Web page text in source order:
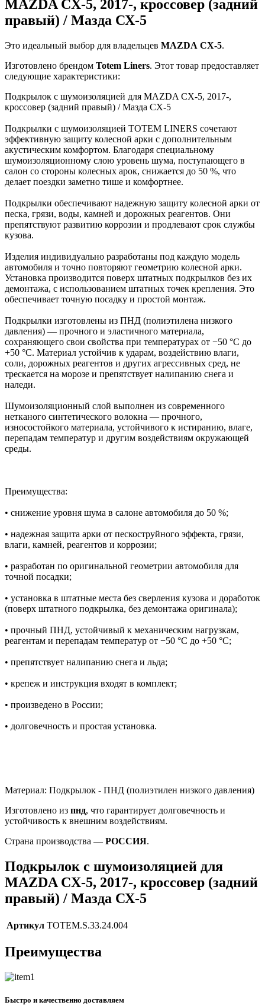
MAZDA CX-5, 2017-, кроссовер (задний
правый) / Мазда СХ-5
Это идеальный выбор для владельцев MAZDA CX-5.
Изготовлено брендом Totem Liners. Этот товар предоставляет
следующие характеристики:
Подкрылок с шумоизоляцией для MAZDA CX-5, 2017-,
кроссовер (задний правый) / Мазда СХ-5
Подкрылки с шумоизоляцией TOTEM LINERS сочетают
эффективную защиту колесной арки с дополнительным
акустическим комфортом. Благодаря специальному
шумоизоляционному слою уровень шума, поступающего в
салон со стороны колесных арок, снижается до 50 %, что
делает поездки заметно тише и комфортнее.
Подкрылки обеспечивают надежную защиту колесной арки от
песка, грязи, воды, камней и дорожных реагентов. Они
препятствуют развитию коррозии и продлевают срок службы
кузова.
Изделия индивидуально разработаны под каждую модель
автомобиля и точно повторяют геометрию колесной арки.
Установка производится поверх штатных подкрылков без их
демонтажа, с использованием штатных точек крепления. Это
обеспечивает точную посадку и простой монтаж.
Подкрылки изготовлены из ПНД (полиэтилена низкого
давления) — прочного и эластичного материала,
сохраняющего свои свойства при температурах от −50 °C до
+50 °C. Материал устойчив к ударам, воздействию влаги,
соли, дорожных реагентов и других агрессивных сред, не
трескается на морозе и препятствует налипанию снега и
наледи.
Шумоизоляционный слой выполнен из современного
нетканого синтетического волокна — прочного,
износостойкого материала, устойчивого к истиранию, влаге,
перепадам температур и другим воздействиям окружающей
среды.
Преимущества:
• снижение уровня шума в салоне автомобиля до 50 %;
• надежная защита арки от пескоструйного эффекта, грязи,
влаги, камней, реагентов и коррозии;
• разработан по оригинальной геометрии автомобиля для
точной посадки;
• установка в штатные места без сверления кузова и доработок
(поверх штатного подкрылка, без демонтажа оригинала);
• прочный ПНД, устойчивый к механическим нагрузкам,
реагентам и перепадам температур от −50 °C до +50 °C;
• препятствует налипанию снега и льда;
• крепеж и инструкция входят в комплект;
• произведено в России;
• долговечность и простая установка.
Материал: Подкрылок - ПНД (полиэтилен низкого давления)
Изготовлено из пнд, что гарантирует долговечность и
устойчивость к внешним воздействиям.
Страна производства — РОССИЯ.
Подкрылок с шумоизоляцией для
MAZDA CX-5, 2017-, кроссовер (задний
правый) / Мазда СХ-5
Артикул TOTEM.S.33.24.004
Преимущества
Быстро и качественно доставляем